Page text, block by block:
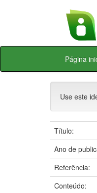
Skip
Página
Use este
Título:
Ano de
Referência:
Conteúdo: